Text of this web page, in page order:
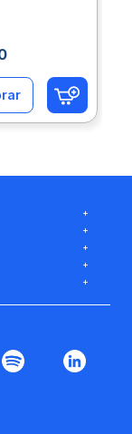
+
+
+
+
+